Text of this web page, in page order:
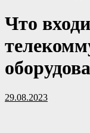
Что
29.08.2023